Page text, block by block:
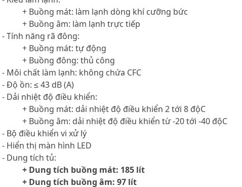
+ Buồng mát: làm lạnh dòng khí cưỡng bức
+ Buồng âm: làm lạnh trực tiếp
- Tính năng rã đông:
+ Buồng mát: tự động
+ Buồng đông: thủ công
- Môi chất làm lạnh: không chứa CFC
- Độ ồn: ≤ 43 dB (A)
- Dải nhiệt độ điều khiển:
+ Buồng mát: dải nhiệt độ điều khiển 2 tới 8 độC
+ Buồng âm: dải nhiệt độ điều khiển từ -20 tới -40 độC
- Bộ điều khiển vi xử lý
- Hiển thị màn hình LED
- Dung tích tủ:
+ Dung tích buồng mát: 185 lít
+ Dung tích buồng âm: 97 lít